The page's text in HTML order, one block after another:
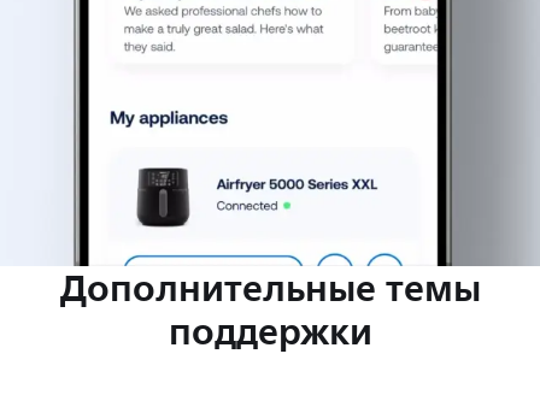
Дополнительные темы
поддержки